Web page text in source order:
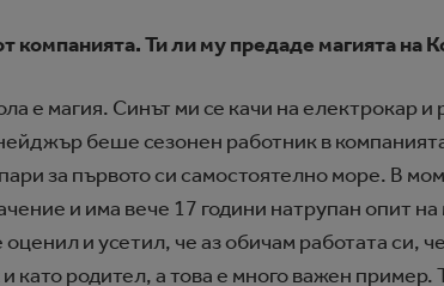
компанията. Ти ли му предаде магията на
е магия. Синът ми се качи на електрокар и
беше сезонен работник в
за първото си самостоятелно море. В
и има вече 17 години натрупан опит
и усетил, че аз обичам работата си,
като родител, а това е много важен пример.